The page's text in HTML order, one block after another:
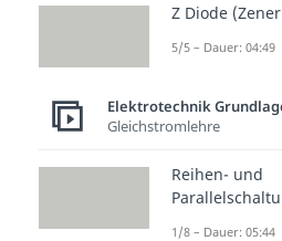
In diesem
Röhre ein.
Z Diode
5/5 – Dauer: 04:49
Elektrotechnik
Gleichstromlehre
Reihen- und
1/8 – Dauer: 05:44